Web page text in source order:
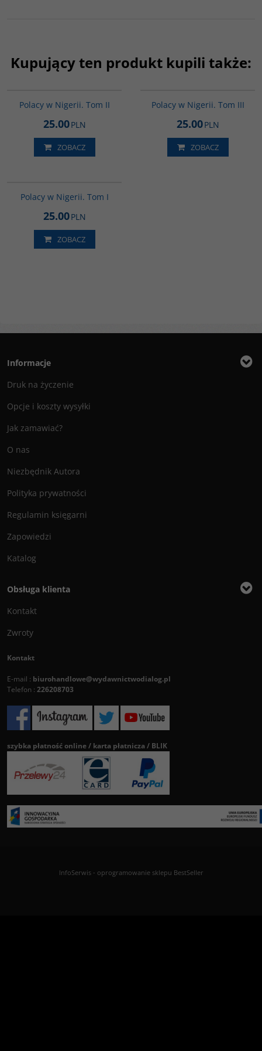
Kupujący ten produkt kupili także:
Polacy w Nigerii. Tom II
25.00PLN
ZOBACZ
Polacy w Nigerii. Tom III
25.00PLN
ZOBACZ
Polacy w Nigerii. Tom I
25.00PLN
ZOBACZ
Informacje
Druk na życzenie
Opcje i koszty wysyłki
Jak zamawiać?
O nas
Niezbędnik Autora
Polityka prywatności
Regulamin księgarni
Zapowiedzi
Katalog
Obsługa klienta
Kontakt
Zwroty
Kontakt
E-mail : biurohandlowe@wydawnictwodialog.pl
Telefon : 226208703
szybka płatność online / karta płatnicza / BLIK
InfoSerwis- oprogramowanie sklepu BestSeller